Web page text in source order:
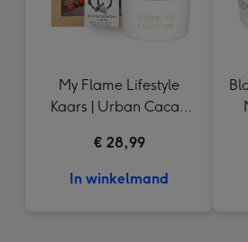
My Flame Lifestyle
Kaars | Urban Cacao
€ 28,99
In winkelmand